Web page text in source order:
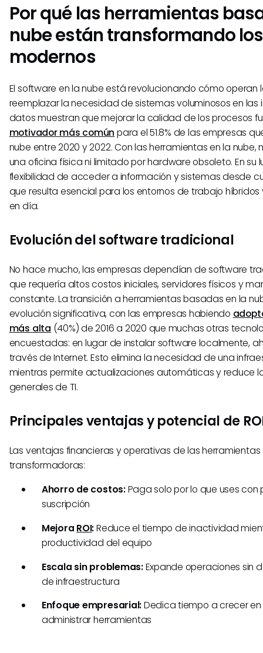
Por qué las herramientas
nube están transformando
modernos
El software en la nube está revolucionando cómo operan
reemplazar la necesidad de sistemas voluminosos en las
datos muestran que mejorar la calidad de los procesos
motivador más común para el 51.8% de las empresas
nube entre 2020 y 2022. Con las herramientas en la
una oficina física ni limitado por hardware obsoleto. En su
flexibilidad de acceder a información y sistemas desde
que resulta esencial para los entornos de trabajo
en día.
Evolución del software tradicional
No hace mucho, las empresas dependían de software
que requería altos costos iniciales, servidores físicos y
constante. La transición a herramientas basadas en la
evolución significativa, con las empresas habiendo
más alta (40%) de 2016 a 2020 que muchas otras
encuestadas: en lugar de instalar software localmente,
través de Internet. Esto elimina la necesidad de una
mientras permite actualizaciones automáticas y reduce
generales de TI.
Principales ventajas y potencial de
Las ventajas financieras y operativas de las herramientas
transformadoras:
Ahorro de costos:Paga solo por lo que uses con
suscripción
Mejora ROI:Reduce el tiempo de inactividad
productividad del equipo
Escala sin problemas:Expande operaciones sin
de infraestructura
Enfoque empresarial:Dedica tiempo a crecer
administrar herramientas